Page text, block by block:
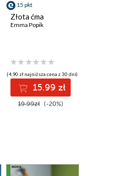
15 pkt
Złota ćma
Emma Popik
(4,90 zł najniższa cena z 30 dni)
15.99 zł
19.99zł (-20%)